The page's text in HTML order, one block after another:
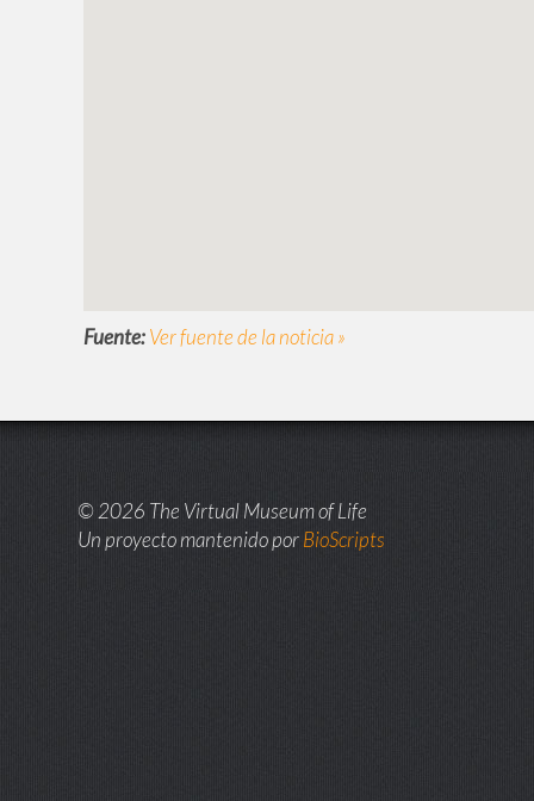
Fuente:Ver fuente de la noticia »
© 2026 The Virtual Museum of Life
Un proyecto mantenido porBioScripts